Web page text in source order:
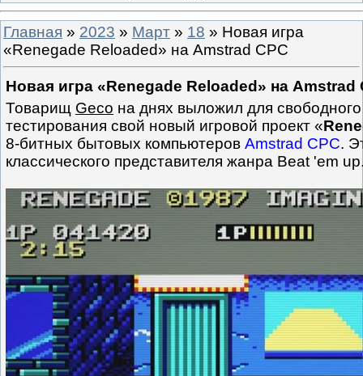
Главная » 2023 » Март » 18 » Новая игра
«Renegade Reloaded» на Amstrad CPC
Новая игра «Renegade Reloaded» на Amstrad
Товарищ Geco на днях выложил для
тестирования свой новый игровой проект «
8-битных бытовых компьютеров Amstrad CPC.
классического представителя жанра Beat 'em